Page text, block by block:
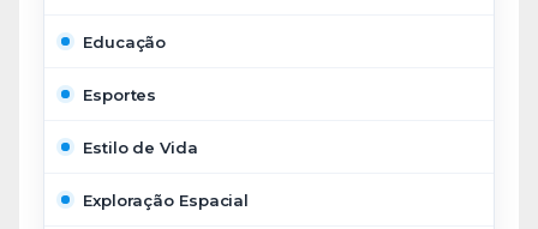
Educação
Esportes
Estilo de Vida
Exploração Espacial